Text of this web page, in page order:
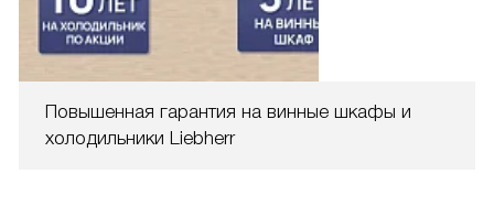
Повышенная гарантия на винные шкафы и
холодильники Liebherr